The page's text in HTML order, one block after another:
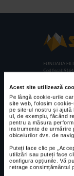
Acest site utilizează
Pe lângă cookie-urile
site web, folosim
pe site-ul nostru și ajută
ul, de exemplu, făcând
pentru a măsura
instrumente de urmărire
obiceiurilor dvs. de
Puteți face clic pe
utilizări sau puteți face
configura opțiunile. Vă
retrage consimțământul
FUNDATIA
Cod fiscal:
CELE